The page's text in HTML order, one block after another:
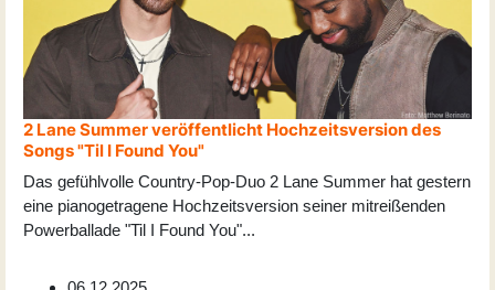
2 Lane Summer veröffentlicht Hochzeitsversion des
Songs "Til I Found You"
Das gefühlvolle Country-Pop-Duo 2 Lane Summer hat gestern
eine pianogetragene Hochzeitsversion seiner mitreißenden
Powerballade "Til I Found You"...